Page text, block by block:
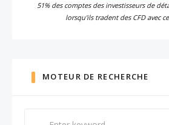
51% des comptes des investisseurs de
lorsqu'ils tradent des CFD avec
MOTEUR DE RECHERCHE